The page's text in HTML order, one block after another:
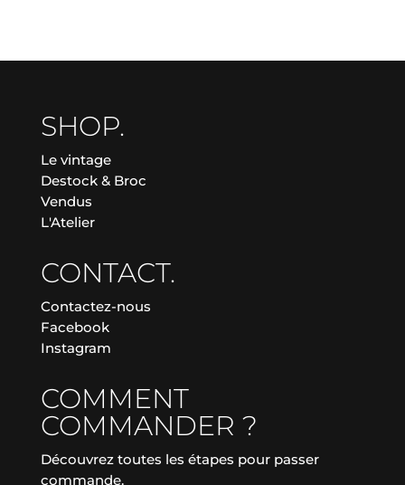
SHOP.
Le vintage
Destock & Broc
Vendus
L'Atelier
CONTACT.
Contactez-nous
Facebook
Instagram
COMMENT
COMMANDER ?
Découvrez toutes les étapes pour passer
commande.